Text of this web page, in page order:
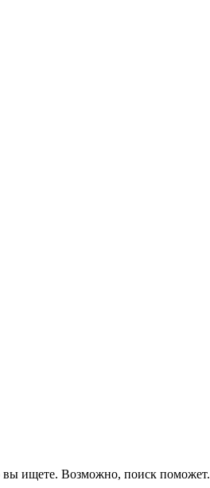
ищете. Возможно, поиск поможет.